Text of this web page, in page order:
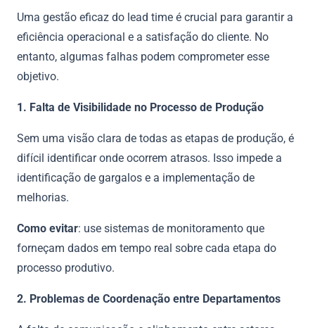
Uma gestão eficaz do lead time é crucial para garantir a
eficiência operacional e a satisfação do cliente. No
entanto, algumas falhas podem comprometer esse
objetivo.
1. Falta de Visibilidade no Processo de Produção
Sem uma visão clara de todas as etapas de produção, é
difícil identificar onde ocorrem atrasos. Isso impede a
identificação de gargalos e a implementação de
melhorias.
Como evitar: use sistemas de monitoramento que
forneçam dados em tempo real sobre cada etapa do
processo produtivo.
2. Problemas de Coordenação entre Departamentos